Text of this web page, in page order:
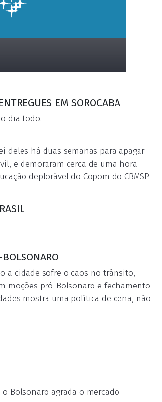
EM SOROCABA
dia todo.
deles há duas semanas para apagar
e demoraram cerca de uma hora
deplorável do Copom do CBMSP.
a cidade sofre o caos no trânsito,
moções pró-Bolsonaro e fechamento
mostra uma política de cena, não
Bolsonaro agrada o mercado